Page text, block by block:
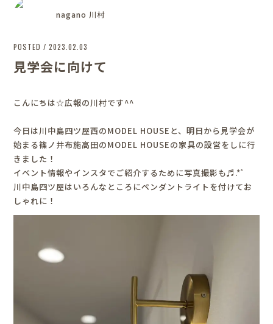
nagano 川村
POSTED / 2023.02.03
見学会に向けて
こんにちは☆広報の川村です^^
今日は川中島四ツ屋西のMODEL HOUSEと、明日から見学会が
始まる篠ノ井布施高田のMODEL HOUSEの家具の設営をしに行
きました！
イベント情報やインスタでご紹介するために写真撮影も♬.*ﾟ
川中島四ツ屋はいろんなところにペンダントライトを付けてお
しゃれに！